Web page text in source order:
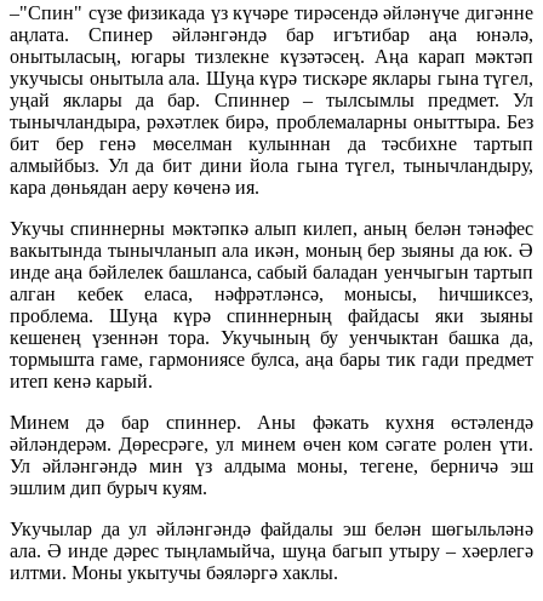
–"Спин" сүзе физикада үз күчәре тирәсендә әйләнүче дигәнне
аңлата. Спинер әйләнгәндә бар игътибар аңа юнәлә,
онытыласың, югары тизлекне күзәтәсең. Аңа карап мәктәп
укучысы онытыла ала. Шуңа күрә тискәре яклары гына түгел,
уңай яклары да бар. Спиннер – тылсымлы предмет. Ул
тынычландыра, рәхәтлек бирә, проблемаларны оныттыра. Без
бит бер генә мөселман кулыннан да тәсбихне тартып
алмыйбыз. Ул да бит дини йола гына түгел, тынычландыру,
кара дөньядан аеру көченә ия.
Укучы спиннерны мәктәпкә алып килеп, аның белән тәнәфес
вакытында тынычланып ала икән, моның бер зыяны да юк. Ә
инде аңа бәйлелек башланса, сабый баладан уенчыгын тартып
алган кебек еласа, нәфрәтләнсә, монысы, һичшиксез,
проблема. Шуңа күрә спиннерның файдасы яки зыяны
кешенең үзеннән тора. Укучының бу уенчыктан башка да,
тормышта гаме, гармониясе булса, аңа бары тик гади предмет
итеп кенә карый.
Минем дә бар спиннер. Аны фәкать кухня өстәлендә
әйләндерәм. Дөресрәге, ул минем өчен ком сәгате ролен үти.
Ул әйләнгәндә мин үз алдыма моны, тегене, берничә эш
эшлим дип бурыч куям.
Укучылар да ул әйләнгәндә файдалы эш белән шөгыльләнә
ала. Ә инде дәрес тыңламыйча, шуңа багып утыру – хәерлегә
илтми. Моны укытучы бәяләргә хаклы.